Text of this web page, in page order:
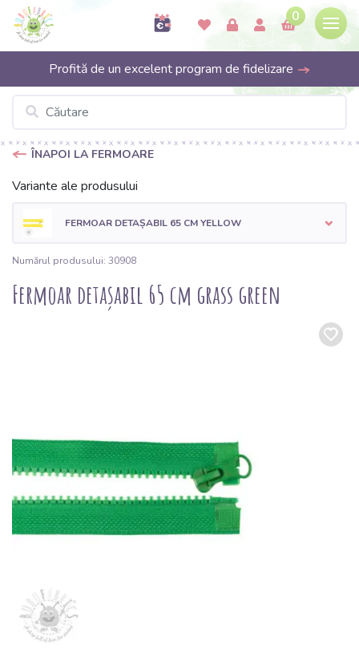
0
Profită de un excelent program de fidelizare
ÎNAPOI LA FERMOARE
Variante ale produsului
FERMOAR DETAȘABIL 65 CM YELLOW
Numărul produsului: 30908
Fermoar detașabil 65 cm grass green